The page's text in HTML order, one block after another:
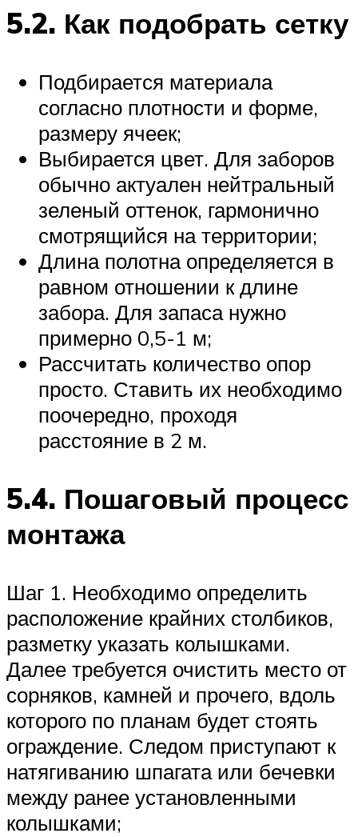
5.2. Как подобрать сетку
Подбирается материала
согласно плотности и форме,
размеру ячеек;
Выбирается цвет. Для заборов
обычно актуален нейтральный
зеленый оттенок, гармонично
смотрящийся на территории;
Длина полотна определяется в
равном отношении к длине
забора. Для запаса нужно
примерно 0,5-1 м;
Рассчитать количество опор
просто. Ставить их необходимо
поочередно, проходя
расстояние в 2 м.
5.4. Пошаговый процесс
монтажа
Шаг 1. Необходимо определить
расположение крайних столбиков,
разметку указать колышками.
Далее требуется очистить место от
сорняков, камней и прочего, вдоль
которого по планам будет стоять
ограждение. Следом приступают к
натягиванию шпагата или бечевки
между ранее установленными
колышками;